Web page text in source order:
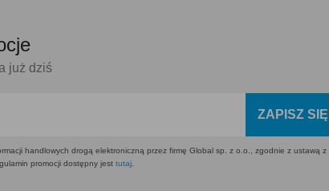
już dziś
ZAPISZ
handlowych drogą elektroniczną przez firmę Global sp. z o.o., zgodnie z ustawą
promocji dostępny jest tutaj